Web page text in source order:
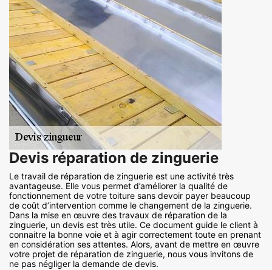
Devis réparation de zinguerie
Le travail de réparation de zinguerie est une activité très
avantageuse. Elle vous permet d’améliorer la qualité de
fonctionnement de votre toiture sans devoir payer beaucoup
de coût d’intervention comme le changement de la zinguerie.
Dans la mise en œuvre des travaux de réparation de la
zinguerie, un devis est très utile. Ce document guide le client à
connaitre la bonne voie et à agir correctement toute en prenant
en considération ses attentes. Alors, avant de mettre en œuvre
votre projet de réparation de zinguerie, nous vous invitons de
ne pas négliger la demande de devis.